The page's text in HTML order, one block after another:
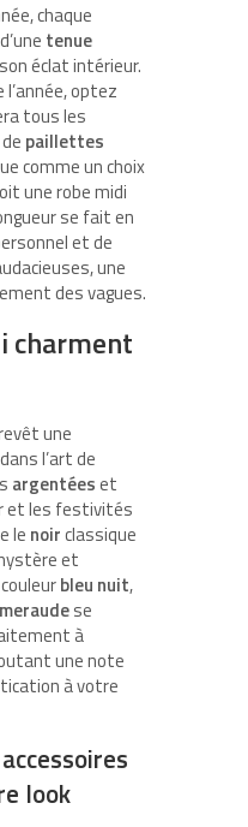
chaque
tenue
éclat intérieur.
optez
tous les
paillettes
comme un choix
une robe midi
se fait en
et de
une
des vagues.
charment
une
l’art de
argentéeset
et les festivités
le noirclassique
et
bleu nuit,
se
à
une note
à votre
look